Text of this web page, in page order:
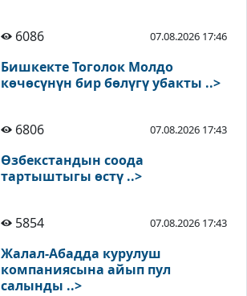
6086 07.08.2026 17:46
Бишкекте Тоголок Молдо
көчөсүнүн бир бөлүгү убакты ..>
6806 07.08.2026 17:43
Өзбекстандын соода
тартыштыгы өстү ..>
5854 07.08.2026 17:43
Жалал-Абадда курулуш
компаниясына айып пул
салынды ..>